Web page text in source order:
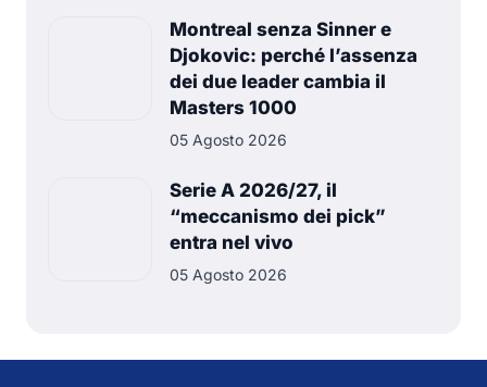
Montreal senza Sinner e
Djokovic: perché l’assenza
dei due leader cambia il
Masters 1000
05 Agosto 2026
Serie A 2026/27, il
“meccanismo dei pick”
entra nel vivo
05 Agosto 2026